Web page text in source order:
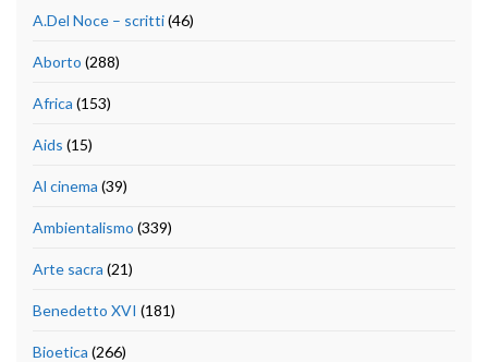
A.Del Noce – scritti(46)
Aborto (288)
Africa (153)
Aids (15)
Al cinema (39)
Ambientalismo (339)
Arte sacra (21)
Benedetto XVI (181)
Bioetica (266)